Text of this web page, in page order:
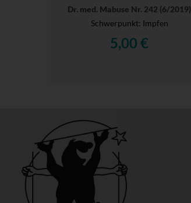
Dr. med. Mabuse Nr. 242 (6/2019)
Schwerpunkt: Impfen
5,00 €